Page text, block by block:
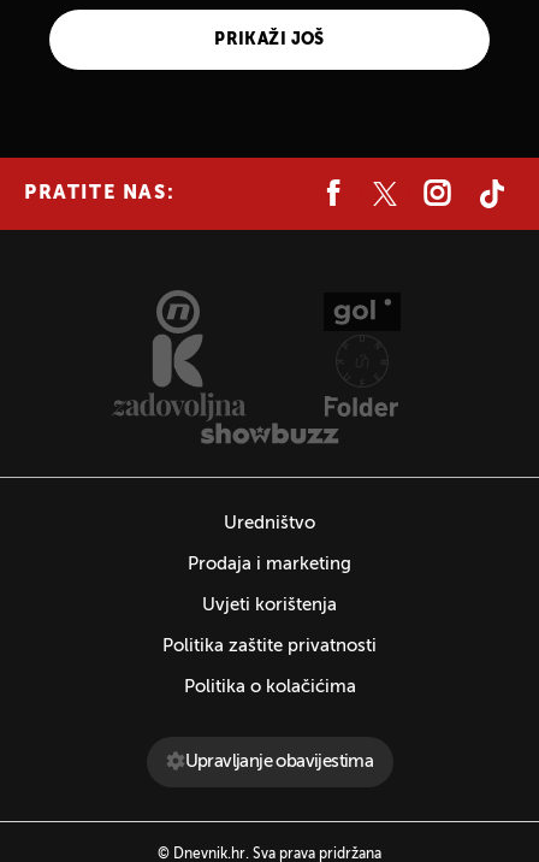
PRIKAŽI JOŠ
PRATITE NAS:
Uredništvo
Prodaja i marketing
Uvjeti korištenja
Politika zaštite privatnosti
Politika o kolačićima
Upravljanje obavijestima
© Dnevnik.hr. Sva prava pridržana